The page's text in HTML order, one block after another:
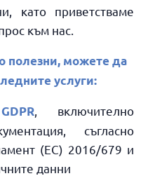
като приветстваме
към нас.
полезни, можете да
услуги:
GDPR , включително
съгласно
(ЕС) 2016/679 и
данни